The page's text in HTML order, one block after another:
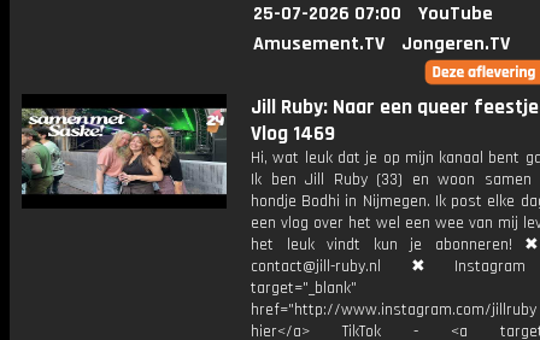
25-07-2026 07:00
YouTube
Amusement.TV
Jongeren.TV
Jill Ruby: Naar een queer
Vlog 1469
Hi, wat leuk dat je op mijn kanaal bent
Ik ben Jill Ruby (33) en woon
hondje Bodhi in Nijmegen. Ik post elke
een vlog over het wel een wee van mij
het leuk vindt kun je abonneren!
contact@jill-ruby.nl ✖
target="_blank"
href="http://www.instagram.com/
hier</a> TikTok - <a